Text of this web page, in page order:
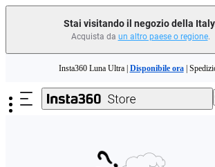
Stai visitando il negozio della
Acquista da un altro paese o regione.
Need shopping help? | Chat with our
Insta360 Luna Ultra | Disponibile ora|